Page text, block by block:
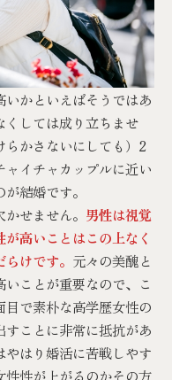
かといえばそうではあ
くしては成り立ちませ
らかさないにしても）2
ャイチャカップルに近い
結婚です。
せません。 男性は視覚
高いことはこの上なく
けです。 元々の美醜と
ことが重要なので、こ
で素朴な高学歴女性の
ことに非常に抵抗があ
やはり婚活に苦戦しやす
性性が上がるのかその方